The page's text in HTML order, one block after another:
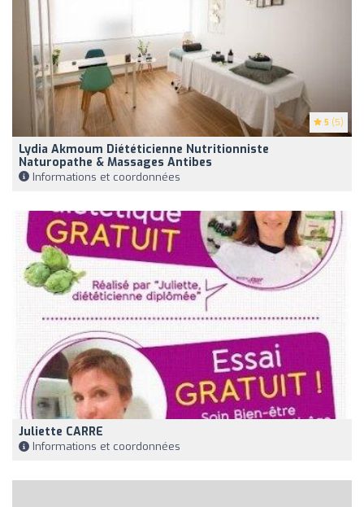
5 (5)
Lydia Akmoum Diététicienne Nutritionniste
Naturopathe & Massages Antibes
Informations et coordonnées
Juliette CARRE
Informations et coordonnées